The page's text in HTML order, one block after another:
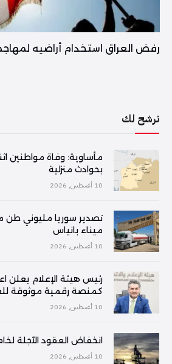
رفض العراق استخدام أراضيه
نرشح لك
مأساوية: وفاة مواطنين
بحوادث منزلية
10 أغسطس, 2026
تصدير سوريا مليوني طن
ميناء بانياس
10 أغسطس, 2026
رئيس هيئة الإعلام يعلن
كمنصة رقمية موثوقة
10 أغسطس, 2026
انخفاض العقود الآجلة لخام
10 أغسطس, 2026